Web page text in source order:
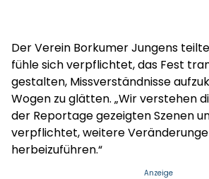
Der Verein Borkumer Jungens
fühle sich verpflichtet, das Fest
gestalten, Missverständnisse
Wogen zu glätten. „Wir verstehen
der Reportage gezeigten Szenen
verpflichtet, weitere
herbeizuführen.“
Anzeige